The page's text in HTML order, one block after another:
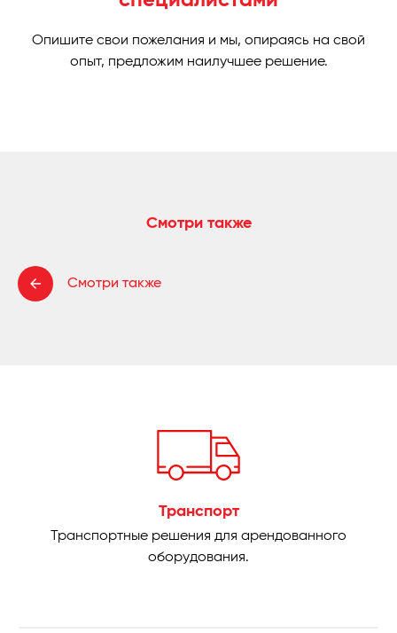
Опишите свои пожелания и мы, опираясь на свой
опыт, предложим наилучшее решение.
Смотри также
Смотри также
Транспорт
Транспортные решения для арендованного
оборудования.